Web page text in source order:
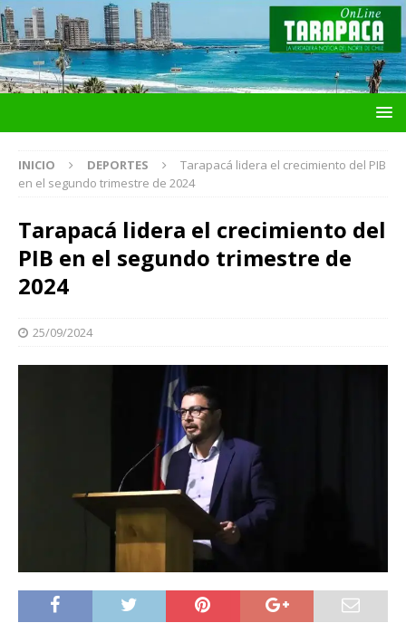
INICIO DEPORTES
Tarapacá lidera el crecimiento del PIB
en el segundo trimestre de 2024
Tarapacá lidera el crecimiento del
PIB en el segundo trimestre de
2024
25/09/2024